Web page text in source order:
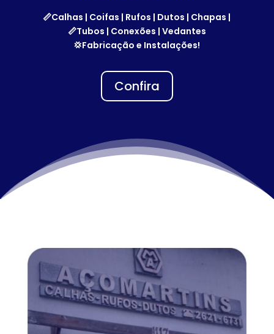
📏Calhas | Coifas | Rufos | Dutos | Chapas |
📏Tubos | Conexões | Vedantes
💢Fabricação e Instalações!
Confira